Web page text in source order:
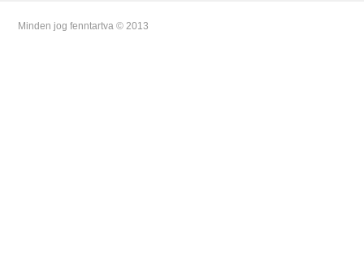
Minden jog fenntartva © 2013